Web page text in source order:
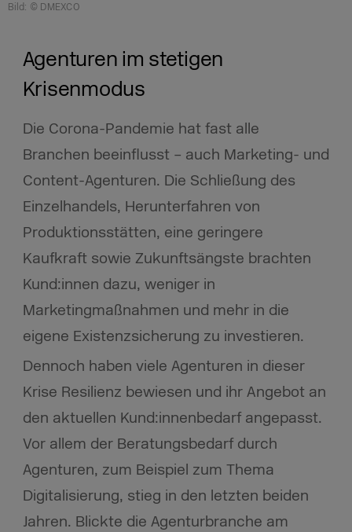
Bild: © DMEXCO
Agenturen im stetigen
Krisenmodus
Die Corona-Pandemie hat fast alle
Branchen beeinflusst – auch Marketing- und
Content-Agenturen. Die Schließung des
Einzelhandels, Herunterfahren von
Produktionsstätten, eine geringere
Kaufkraft sowie Zukunftsängste brachten
Kund:innen dazu, weniger in
Marketingmaßnahmen und mehr in die
eigene Existenzsicherung zu investieren.
Dennoch haben viele Agenturen in dieser
Krise Resilienz bewiesen und ihr Angebot an
den aktuellen Kund:innenbedarf angepasst.
Vor allem der Beratungsbedarf durch
Agenturen, zum Beispiel zum Thema
Digitalisierung, stieg in den letzten beiden
Jahren. Blickte die Agenturbranche am